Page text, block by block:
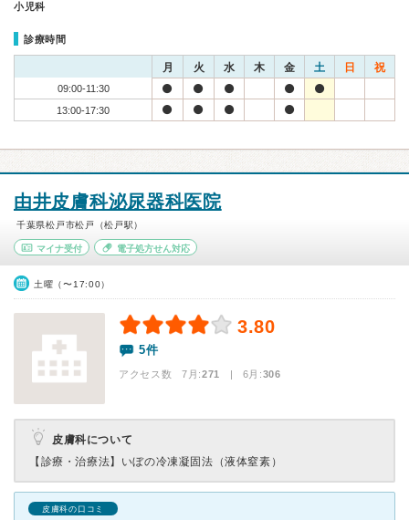
小児科
診療時間
月 火 水 木 金 土 日 祝
09:00-11:30
13:00-17:30
由井皮膚科泌尿器科医院
千葉県松戸市松戸（松戸駅）
マイナ受付 電子処方せん対応
土曜（〜17:00）
3.80
5件
アクセス数 7月:271 | 6月:306
皮膚科について
【診療・治療法】 いぼの冷凍凝固法（液体窒素）
皮膚科の口コミ